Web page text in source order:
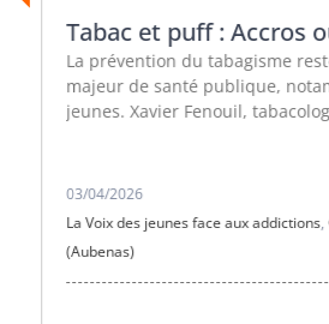
Tabac et puff : Accros
La prévention du tabagisme
majeur de santé publique,
jeunes. Xavier Fenouil,
03/04/2026
La Voix des jeunes face aux addictions,
(Aubenas)